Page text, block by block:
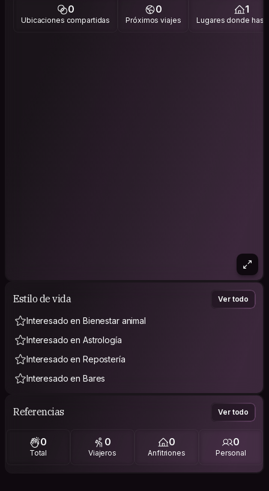
0
Ubicaciones compartidas
0
Próximos viajes
1
Lugares donde has
Estilo de vida Ver todo
Interesado en Bienestar animal
Interesado en Astrología
Interesado en Repostería
Interesado en Bares
Referencias Ver todo
0
Total
0
Viajeros
0
Anfitriones
0
Personal